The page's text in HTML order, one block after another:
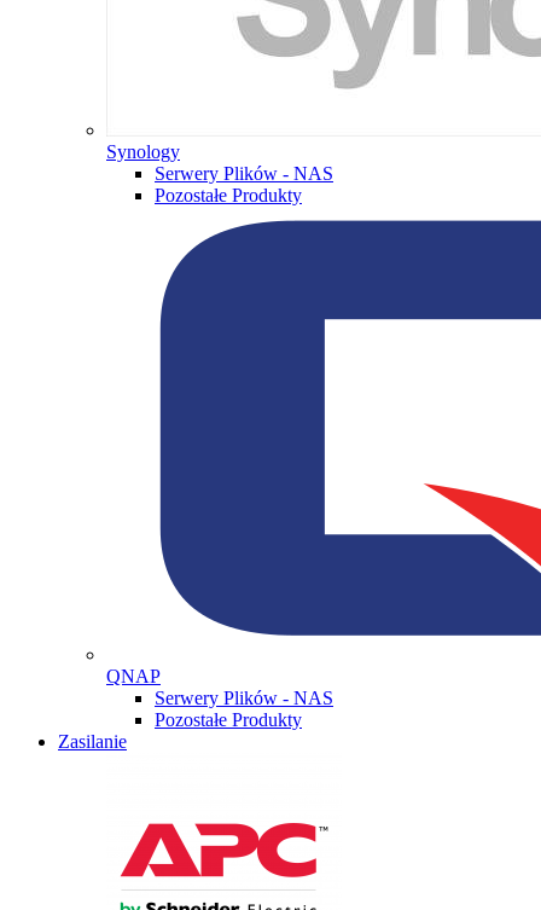
Synology
Serwery Plików - NAS
Pozostałe Produkty
QNAP
Serwery Plików - NAS
Pozostałe Produkty
Zasilanie